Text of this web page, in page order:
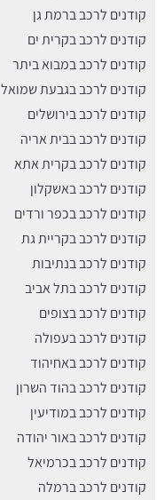
קודנים לרכב ברמת גן
קודנים לרכב בקרית ים
קודנים לרכב במבוא ביתר
קודנים לרכב בגבעת שמואל
קודנים לרכב בירושלים
קודנים לרכב בבית אריה
קודנים לרכב בקרית אתא
קודנים לרכב באשקלון
קודנים לרכב בכפר ורדים
קודנים לרכב בקריית גת
קודנים לרכב בנתיבות
קודנים לרכב בתל אביב
קודנים לרכב בצופים
קודנים לרכב בעפולה
קודנים לרכב באחיהוד
קודנים לרכב בהוד השרון
קודנים לרכב במודיעין
קודנים לרכב באור יהודה
קודנים לרכב בכרמיאל
קודנים לרכב ברמלה